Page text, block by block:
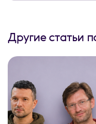
Другие статьи